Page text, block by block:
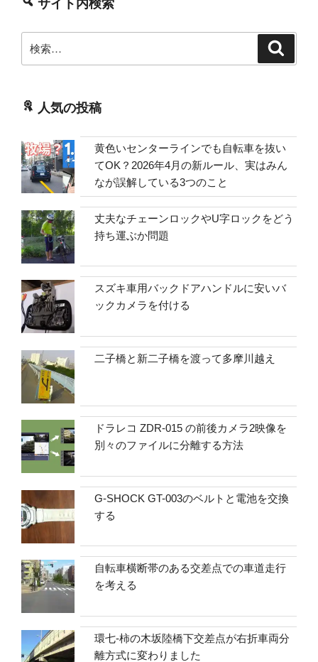
サイト内検索
索:
人気の投稿
黄色いセンターラインでも自転車を抜い
てOK？2026年4月の新ルール、実はみん
なが誤解している3つのこと
丈夫なチェーンロックやU字ロックをどう
持ち運ぶか問題
スズキ車用バックドアハンドルに安いバ
ックカメラを付ける
二子橋と新二子橋を渡って多摩川越え
ドラレコ ZDR-015 の前後カメラ2映像を
別々のファイルに分離する方法
G-SHOCK GT-003のベルトと電池を交換
する
自転車横断帯のある交差点での車道走行
を考える
環七-柿の木坂陸橋下交差点が右折車両分
離方式に変わりました